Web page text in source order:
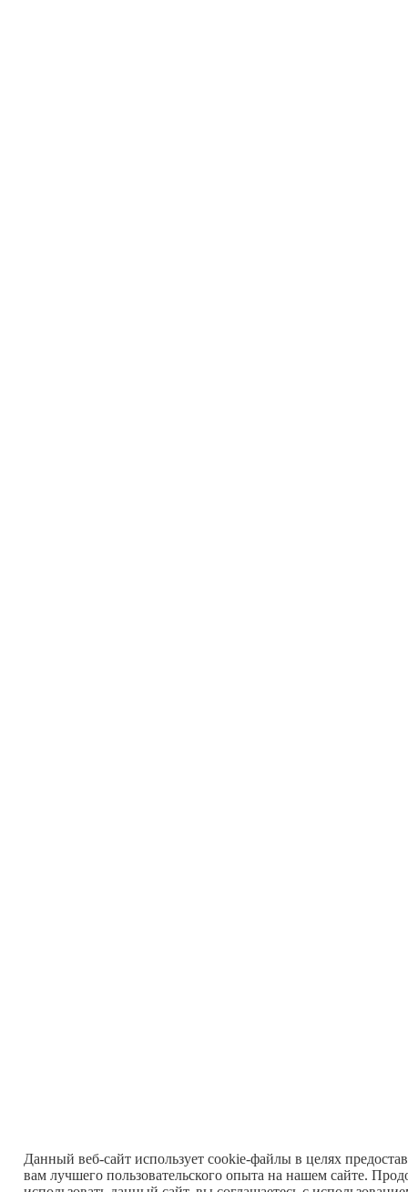
Данный веб-сайт использует cookie-файлы в целях
вам лучшего пользовательского опыта на нашем сайте.